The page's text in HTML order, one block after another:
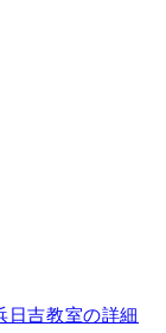
日吉教室の詳細